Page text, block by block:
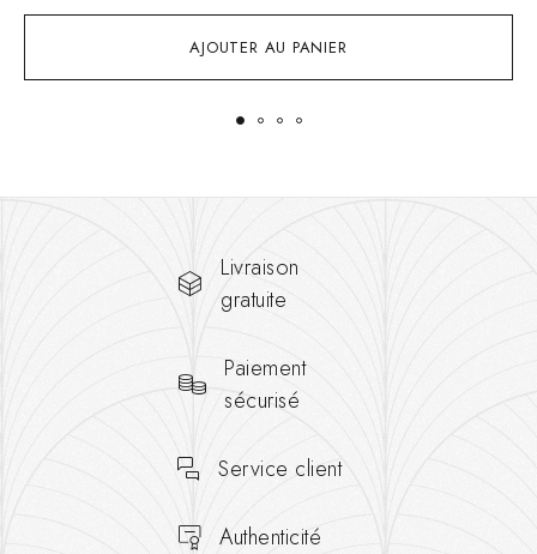
AJOUTER AU PANIER
Livraison
gratuite
Paiement
sécurisé
Service client
Authenticité